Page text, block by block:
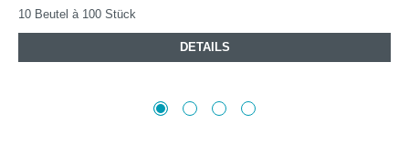
10 Beutel à 100 Stück
DETAILS